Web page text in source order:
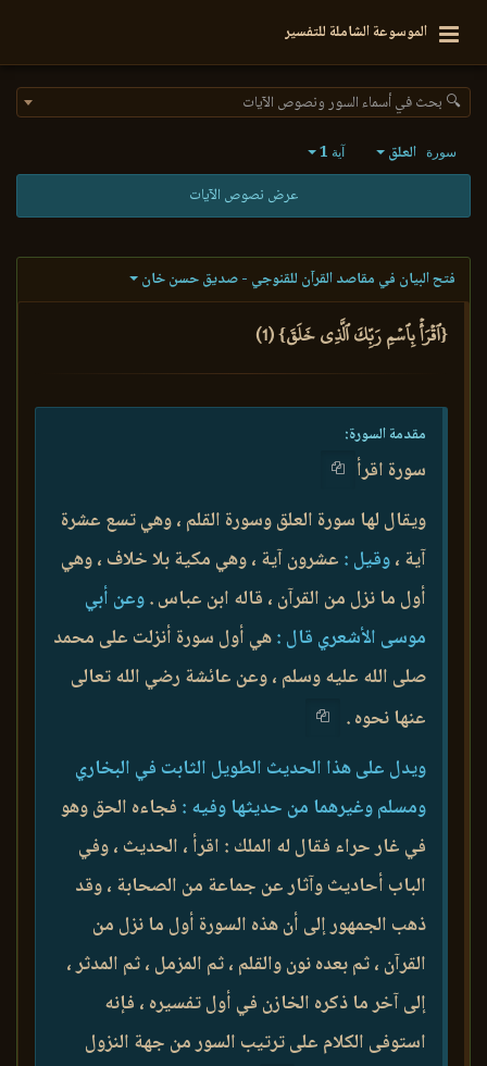
الموسوعة الشاملة للتفسير
🔍 بحث في أسماء السور ونصوص الآيات
سورة العلق آية 1
عرض نصوص الآيات
فتح البيان في مقاصد القرآن للقنوجي - صديق حسن خان
{ٱقۡرَأۡ بِٱسۡمِ رَبِّكَ ٱلَّذِي خَلَقَ} (1)
مقدمة السورة:
سورة اقرأ
ويقال لها سورة العلق وسورة القلم ، وهي تسع عشرة
آية ،وقيل : عشرون آية ، وهي مكية بلا خلاف ، وهي
أول ما نزل من القرآن ، قاله ابن عباس .وعن أبي
موسى الأشعري قال :هي أول سورة أنزلت على محمد
صلى الله عليه وسلم ، وعن عائشة رضي الله تعالى
عنها نحوه .
ويدل على هذا الحديث الطويل الثابت في البخاري
ومسلم وغيرهما من حديثها وفيه : فجاءه الحق وهو
في غار حراء فقال له الملك : اقرأ ، الحديث ، وفي
الباب أحاديث وآثار عن جماعة من الصحابة ، وقد
ذهب الجمهور إلى أن هذه السورة أول ما نزل من
القرآن ، ثم بعده نون والقلم ، ثم المزمل ، ثم المدثر ،
إلى آخر ما ذكره الخازن في أول تفسيره ، فإنه
استوفى الكلام على ترتيب السور من جهة النزول